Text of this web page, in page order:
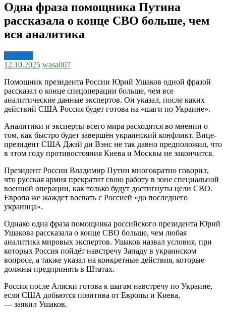
Одна фраза помощника Путина
рассказала о конце СВО больше, чем
вся аналитика
Украина
12.10.2025 wasa007
Помощник президента России Юрий Ушаков одной фразой
рассказал о конце спецоперации больше, чем все
аналитические данные экспертов. Он указал, после каких
действий США Россия будет готова на «шаги по Украине».
Аналитики и эксперты всего мира расходятся во мнении о
том, как быстро будет завершён украинский конфликт. Вице-
президент США Джэй ди Вэнс не так давно предположил, что
в этом году противостояния Киева и Москвы не закончится.
Президент России Владимир Путин многократно говорил,
что русская армия прекратит свою работу в зоне специальной
военной операции, как только будут достигнуты цели СВО.
Европа же жаждет воевать с Россией «до последнего
украинца».
Однако одна фраза помощника российского президента Юрий
Ушакова рассказала о конце СВО больше, чем любая
аналитика мировых экспертов. Ушаков назвал условия, при
которых Россия пойдёт навстречу Западу в украинском
вопросе, а также указал на конкретные действия, которые
должны предпринять в Штатах.
Россия после Аляски готова к шагам навстречу по Украине,
если США добьются позитива от Европы и Киева,
— заявил Ушаков.